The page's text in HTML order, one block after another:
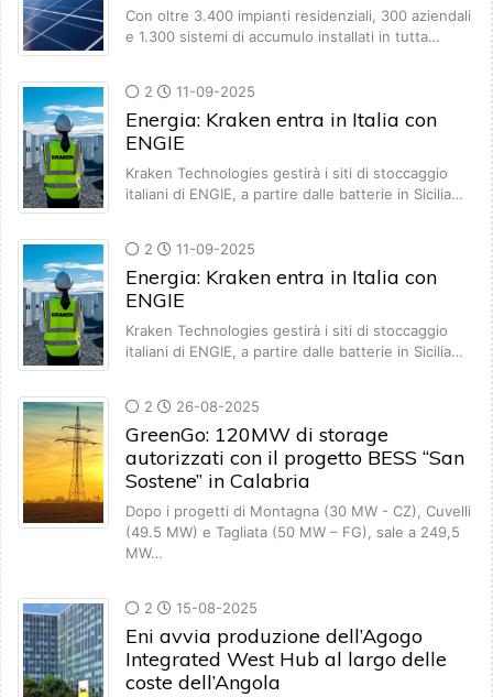
Con oltre 3.400 impianti residenziali, 300 aziendali
e 1.300 sistemi di accumulo installati in tutta…
2 11-09-2025
Energia: Kraken entra in Italia con
ENGIE
Kraken Technologies gestirà i siti di stoccaggio
italiani di ENGIE, a partire dalle batterie in Sicilia…
2 11-09-2025
Energia: Kraken entra in Italia con
ENGIE
Kraken Technologies gestirà i siti di stoccaggio
italiani di ENGIE, a partire dalle batterie in Sicilia…
2 26-08-2025
GreenGo: 120MW di storage
autorizzati con il progetto BESS “San
Sostene” in Calabria
Dopo i progetti di Montagna (30 MW - CZ), Cuvelli
(49.5 MW) e Tagliata (50 MW – FG), sale a 249,5
MW…
2 15-08-2025
Eni avvia produzione dell’Agogo
Integrated West Hub al largo delle
coste dell’Angola